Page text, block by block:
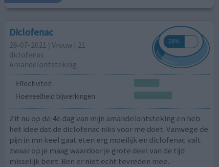
Diclofenac
28-07-2021 | Vrouw | 21
diclofenac
Amandelontsteking
Effectiviteit
Hoeveelheid bijwerkingen
Zit nu op de 4e dag van mijn amandelontsteking en heb
het idee dat de diclofenac niks voor me doet. Vanwege de
pijn in mn keel gaat eten erg moeilijk en diclofenac valt
zwaar op je maag waardoor je grote deel van de tijd
misselijk bent. Ben er niet echt tevreden mee..